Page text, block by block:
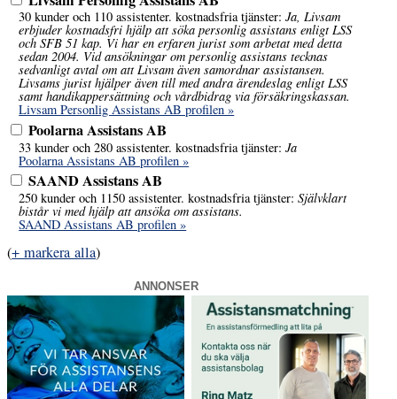
30 kunder och 110 assistenter. kostnadsfria tjänster:Ja, Livsam
erbjuder kostnadsfri hjälp att söka personlig assistans enligt LSS
och SFB 51 kap. Vi har en erfaren jurist som arbetat med detta
sedan 2004. Vid ansökningar om personlig assistans tecknas
sedvanligt avtal om att Livsam även samordnar assistansen.
Livsams jurist hjälper även till med andra ärendeslag enligt LSS
samt handikappersättning och vårdbidrag via försäkringskassan.
Livsam Personlig Assistans AB profilen »
Poolarna Assistans AB
33 kunder och 280 assistenter. kostnadsfria tjänster:Ja
Poolarna Assistans AB profilen »
SAAND Assistans AB
250 kunder och 1150 assistenter. kostnadsfria tjänster:Självklart
bistår vi med hjälp att ansöka om assistans.
SAAND Assistans AB profilen »
(+ markera alla)
ANNONSER